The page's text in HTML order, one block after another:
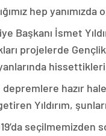
hep yanımızda
Başkanı İsmet
projelerde
yanlarında
depremlere hazır
Yıldırım,
seçilmemizden